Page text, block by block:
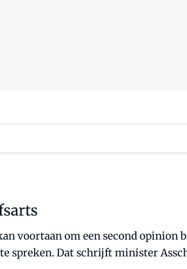
voortaan om een second opinion
Dat schrijft minister